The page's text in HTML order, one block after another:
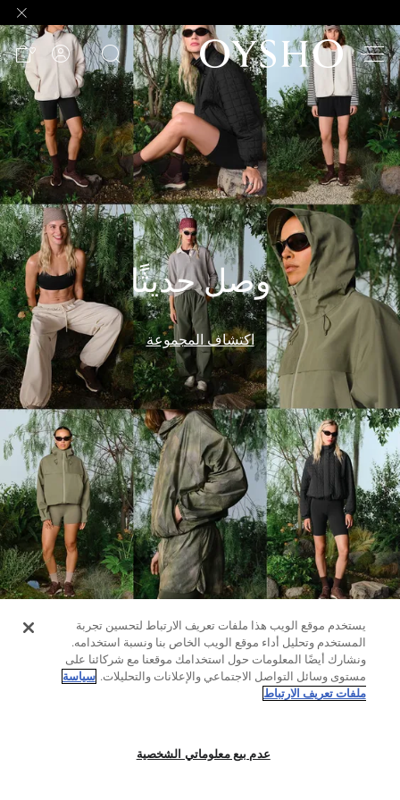
وصل
حديثًا
Active
shorts
الأكثر
مبيعًا
المشاهدة
حسب
المنتج
المشاهدة
حسب
النشاط
المشاهدة
حسب
الجودة
Oysho
Community
افتتاحية
مساعدة
وصل حديثًا
اكتشاف المجموعة
يستخدم موقع الويب هذا ملفات تعريف الارتباط لتحسين تجربة
المستخدم وتحليل أداء موقع الويب الخاص بنا ونسبة استخدامه.
ونشارك أيضًا المعلومات حول استخدامك موقعنا مع شركائنا على
مستوى وسائل التواصل الاجتماعي والإعلانات والتحليلات. سياسة
ملفات تعريف الارتباط
عدم بيع معلوماتي الشخصية